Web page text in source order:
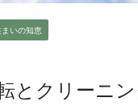
いの知恵
とクリーニ